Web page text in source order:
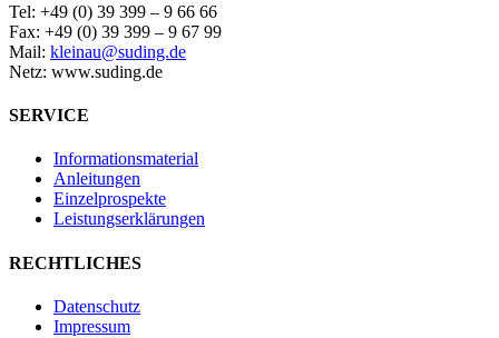
Tel: +49 (0) 39 399 – 9 66 66
Fax: +49 (0) 39 399 – 9 67 99
Mail: kleinau@suding.de
Netz: www.suding.de
SERVICE
Informationsmaterial
Anleitungen
Einzelprospekte
Leistungserklärungen
RECHTLICHES
Datenschutz
Impressum